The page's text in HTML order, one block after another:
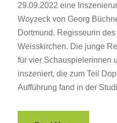
29.09.2022 eine
Woyzeck von Georg
Dortmund. Regisseurin
Weisskirchen. Die junge
für vier Schauspielerinnen
inszeniert, die zum Teil
Aufführung fand in der